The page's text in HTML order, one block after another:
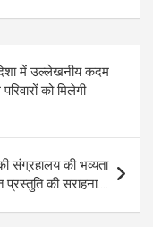
py
Li
n
ar
e
में उल्लेखनीय कदम
को मिलेगी
संग्रहालय की भव्यता
की सराहना….